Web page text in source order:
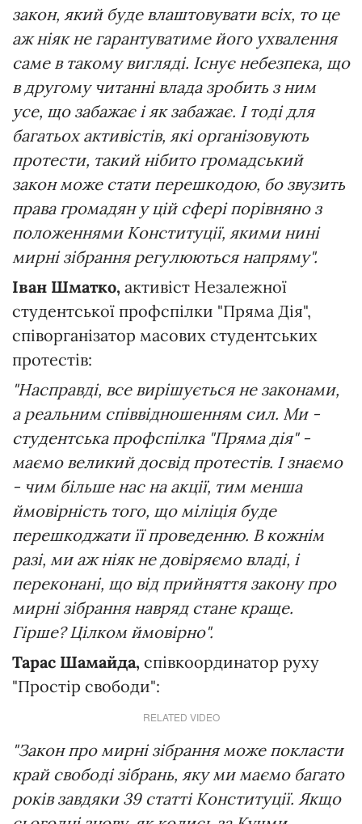
закон, який буде влаштовувати всіх, то це
аж ніяк не гарантуватиме його ухвалення
саме в такому вигляді. Існує небезпека, що
в другому читанні влада зробить з ним
усе, що забажає і як забажає. І тоді для
багатьох активістів, які організовують
протести, такий нібито громадський
закон може стати перешкодою, бо звузить
права громадян у цій сфері порівняно з
положеннями Конституції, якими нині
мирні зібрання регулюються напряму".
Іван Шматко, активіст Незалежної
студентської профспілки "Пряма Дія",
співорганізатор масових студентських
протестів:
"Насправді, все вирішується не законами,
а реальним співвідношенням сил. Ми -
студентська профспілка "Пряма дія" -
маємо великий досвід протестів. І знаємо
- чим більше нас на акції, тим менша
ймовірність того, що міліція буде
перешкоджати її проведенню. В кожнім
разі, ми аж ніяк не довіряємо владі, і
переконані, що від прийняття закону про
мирні зібрання навряд стане краще.
Гірше? Цілком ймовірно".
Тарас Шамайда, співкоординатор руху
"Простір свободи":
RELATED VIDEO
"Закон про мирні зібрання може покласти
край свободі зібрань, яку ми маємо багато
років завдяки 39 статті Конституції. Якщо